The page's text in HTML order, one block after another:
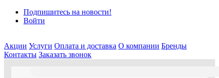
Подпишитесь на новости!
Войти
Акции Услуги Оплата и доставка О компании Бренды
Контакты Заказать звонок